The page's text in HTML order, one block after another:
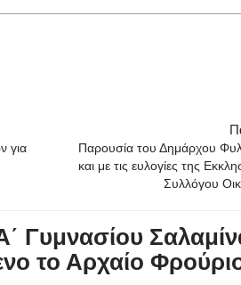
για
Παρουσία του Δημάρχου
και με τις ευλογίες της
Συλλόγου
Γυμνασίου
το Αρχαίο